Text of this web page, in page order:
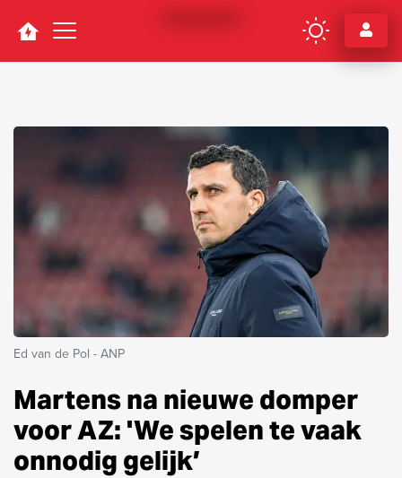
Navigation
Ed van de Pol - ANP
Martens na nieuwe domper
voor AZ: 'We spelen te vaak
onnodig gelijk’